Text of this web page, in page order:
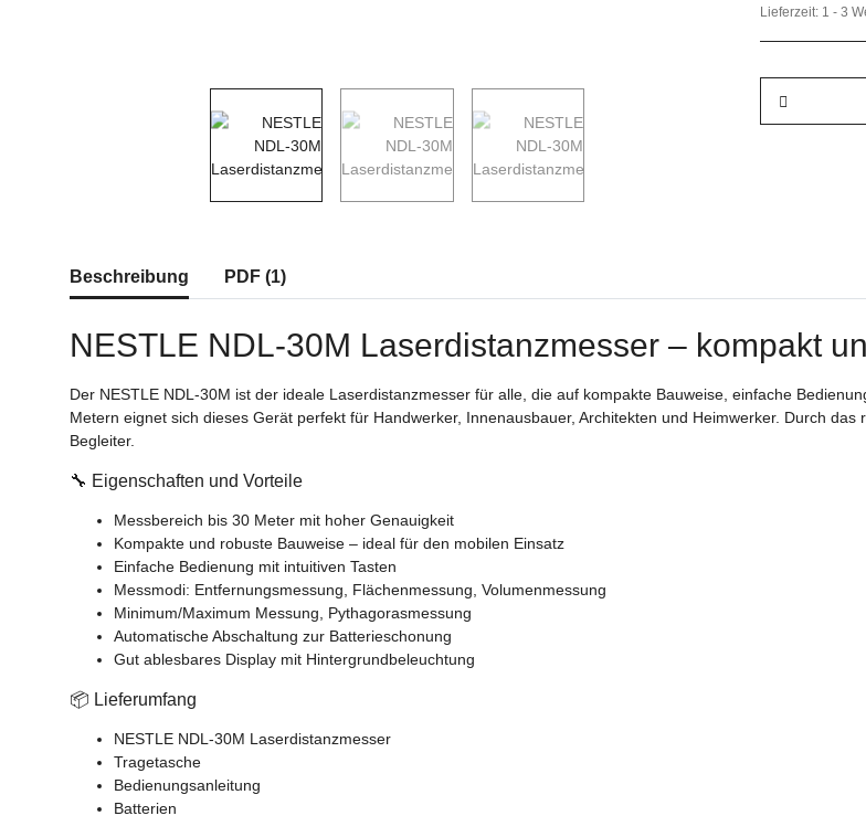
Lieferzeit: 1 - 3
Beschreibung PDF (1)
NESTLE NDL-30M Laserdistanzmesser – kompakt
Der NESTLE NDL-30M ist der ideale Laserdistanzmesser für alle, die auf kompakte Bauweise, einfache
Metern eignet sich dieses Gerät perfekt für Handwerker, Innenausbauer, Architekten und Heimwerker. Durch
Begleiter.
🔧 Eigenschaften und Vorteile
Messbereich bis 30 Meter mit hoher Genauigkeit
Kompakte und robuste Bauweise – ideal für den mobilen Einsatz
Einfache Bedienung mit intuitiven Tasten
Messmodi: Entfernungsmessung, Flächenmessung, Volumenmessung
Minimum/Maximum Messung, Pythagorasmessung
Automatische Abschaltung zur Batterieschonung
Gut ablesbares Display mit Hintergrundbeleuchtung
📦 Lieferumfang
NESTLE NDL-30M Laserdistanzmesser
Tragetasche
Bedienungsanleitung
Batterien